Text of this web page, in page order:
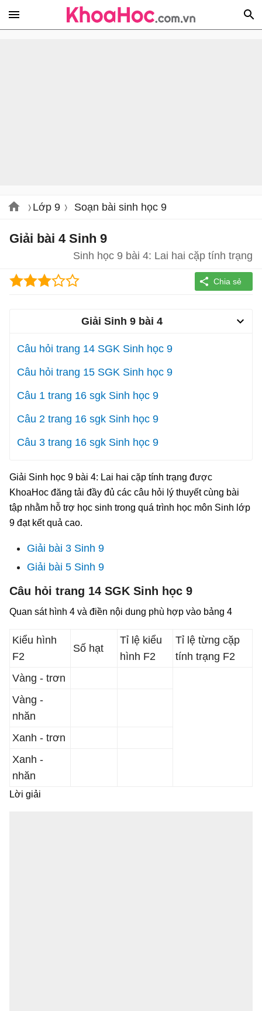
Lớp 9 Soạn bài sinh học 9
Giải bài 4 Sinh 9
Sinh học 9 bài 4: Lai hai cặp tính trạng
Giải Sinh 9 bài 4
Câu hỏi trang 14 SGK Sinh học 9
Câu hỏi trang 15 SGK Sinh học 9
Câu 1 trang 16 sgk Sinh học 9
Câu 2 trang 16 sgk Sinh học 9
Câu 3 trang 16 sgk Sinh học 9
Giải Sinh học 9 bài 4: Lai hai cặp tính trạng được
KhoaHoc đăng tải đầy đủ các câu hỏi lý thuyết cùng bài
tập nhằm hỗ trợ học sinh trong quá trình học môn Sinh lớp
9 đạt kết quả cao.
Giải bài 3 Sinh 9
Giải bài 5 Sinh 9
Câu hỏi trang 14 SGK Sinh học 9
Quan sát hình 4 và điền nội dung phù hợp vào bảng 4
Kiểu hình
F2
Số hạt
Tỉ lệ kiểu
hình F2
Tỉ lệ từng cặp
tính trạng F2
Vàng - trơn
Vàng -
nhăn
Xanh - trơn
Xanh -
nhăn
Lời giải